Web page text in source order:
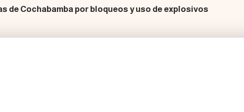
de Cochabamba por bloqueos y uso de explosivos